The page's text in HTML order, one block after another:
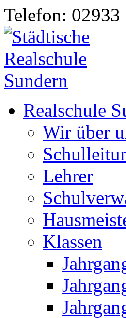
Telefon: 02933
Realschule
Wir über
Lehrer
Klassen